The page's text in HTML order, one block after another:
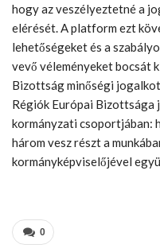
hogy az veszélyeztetné a
elérését. A platform ezt
lehetőségeket és a
vevő véleményeket bocsát
Bizottság minőségi
Régiók Európai Bizottsága
kormányzati csoportjában:
három vesz részt a
kormányképviselőjével
0